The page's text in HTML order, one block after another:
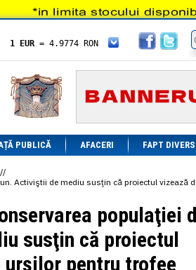
1 EUR = 4.9774 RON
= 5.8304 RON
1 XAU= 464.4611 RON
1 AED= 1.1933 RON
1 AUD= 2.7957 RON
1 BGN= 2.5449 RON
1 CAD= 3.1559 RON
1 CHF= 5.2813 RON
1 CZK= 0.1993 RON
1 HUF= 1.2223 RON
= 0.0513 RON
1 JPY= 3.0556 RON
1 KRW= 0.3047 RON
PUBLICĂ AFACERI FAPT DIVERS
//
Activiştii de mediu susţin că proiectul vizează
populaţiei
susţin că proiectul
pentru trofee